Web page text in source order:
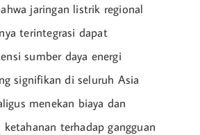
jaringan listrik regional
terintegrasi dapat
sumber daya energi
signifikan di seluruh Asia
menekan biaya dan
terhadap gangguan